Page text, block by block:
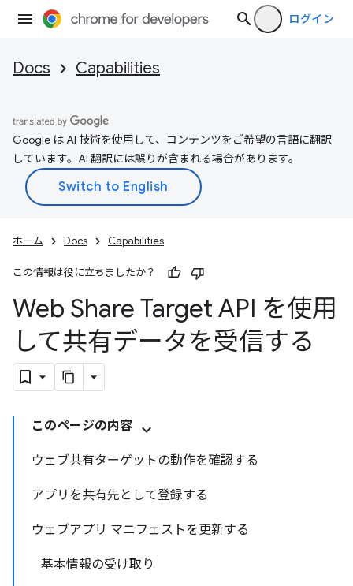
ログイン
Docs Capabilities
Google は AI 技術を使用して、コンテンツをご希望の言語に翻訳
しています。AI 翻訳には誤りが含まれる場合があります。
ホーム Docs Capabilities
この情報は役に立ちましたか？
Web Share Target API を使用
して共有データを受信する
このページの内容
ウェブ共有ターゲットの動作を確認する
アプリを共有先として登録する
ウェブアプリ マニフェストを更新する
基本情報の受け取り